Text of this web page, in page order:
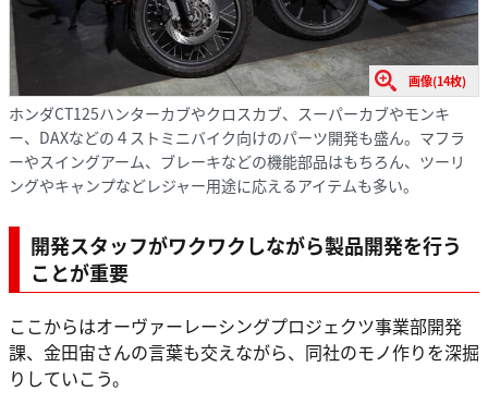
画像(14枚)
ホンダCT125ハンターカブやクロスカブ、スーパーカブやモンキ
ー、DAXなどの４ストミニバイク向けのパーツ開発も盛ん。マフラ
ーやスイングアーム、ブレーキなどの機能部品はもちろん、ツーリ
ングやキャンプなどレジャー用途に応えるアイテムも多い。
開発スタッフがワクワクしながら製品開発を行う
ことが重要
ここからはオーヴァーレーシングプロジェクツ事業部開発
課、金田宙さんの言葉も交えながら、同社のモノ作りを深掘
りしていこう。